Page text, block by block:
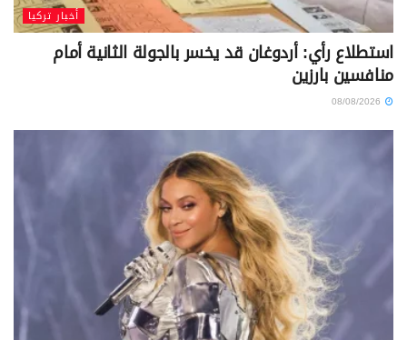
أخبار تركيا
استطلاع رأي: أردوغان قد يخسر بالجولة الثانية أمام
منافسين بارزين